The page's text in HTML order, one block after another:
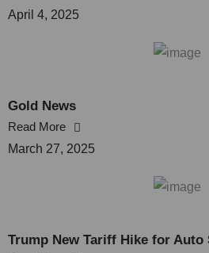
April 4, 2025
Gold News
Read More
March 27, 2025
Trump New Tariff Hike for Auto